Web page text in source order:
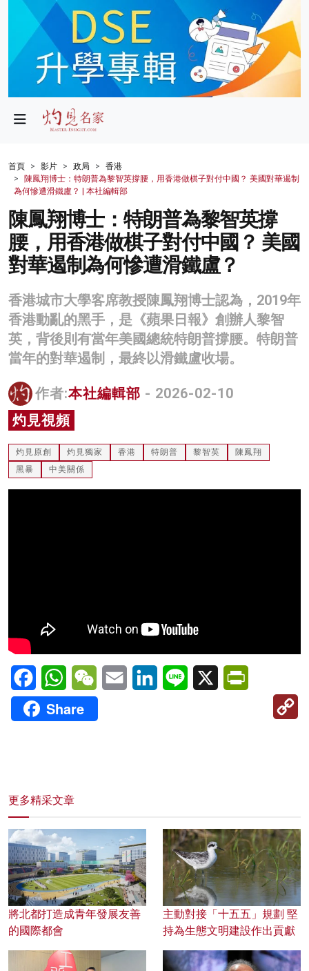
政局
財經
生活
健康
商業
科技
影片
名家榜
灼見活動
關於我們
首頁 影片 政局
香港
陳鳳翔博士：特朗普為黎智英撐腰，用香港做棋子對付中國？ 美國對華遏制
為何慘遭滑鐵盧？ | 本社編輯部
陳鳳翔博士：特朗普為黎智英撐
腰，用香港做棋子對付中國？ 美國
對華遏制為何慘遭滑鐵盧？
香港城市大學客席教授陳鳳翔博士認為，2019年
香港動亂的黑手，是《蘋果日報》創辦人黎智
英，背後則有當年美國總統特朗普撐腰。特朗普
當年的對華遏制，最終以滑鐵盧收場。
作者:本社編輯部 - 2026-02-10
灼見視頻
灼見原創 灼見獨家 香港 特朗普 黎智英
陳鳳翔
黑暴
中美關係
FacebookWhatsAppWeChatEmail LinkedInLine X
Share
更多精采文章
將北都打造成青年發展友善
的國際都會
主動對接「十五五」規劃 堅
持為生態文明建設作出貢獻